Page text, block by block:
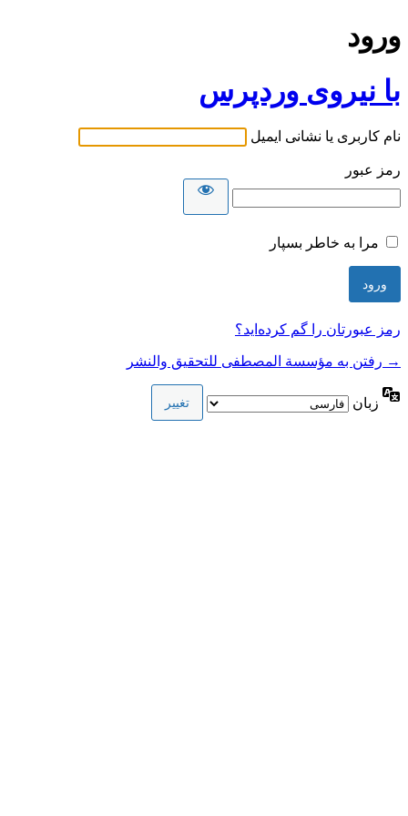
ورود
با نیروی وردپرس
نام کاربری یا نشانی ایمیل
رمز عبور
مرا به خاطر بسپار
رمز عبورتان را گم کرده‌اید؟
→ رفتن به مؤسسة المصطفى للتحقيق والنشر
زبان